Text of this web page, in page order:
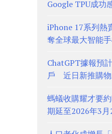
Google TPU成功
iPhone 17系列
奪全球最大智能
ChatGPT據報預
戶 近日新推購
螞蟻收購耀才要
期延至2026年3月